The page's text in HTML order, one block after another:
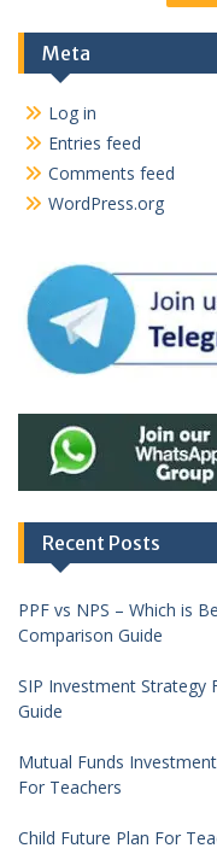
Meta
Log in
Entries feed
Comments feed
WordPress.org
Recent Posts
PPF vs NPS – Which is
Comparison Guide
SIP Investment Strategy
Guide
Mutual Funds
For Teachers
Child Future Plan For